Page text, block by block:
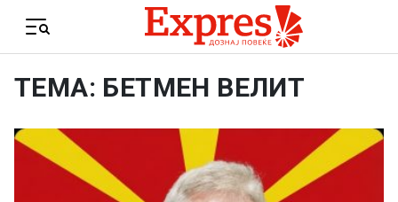
Menu
ТЕМА: БЕТМЕН ВЕЛИТ